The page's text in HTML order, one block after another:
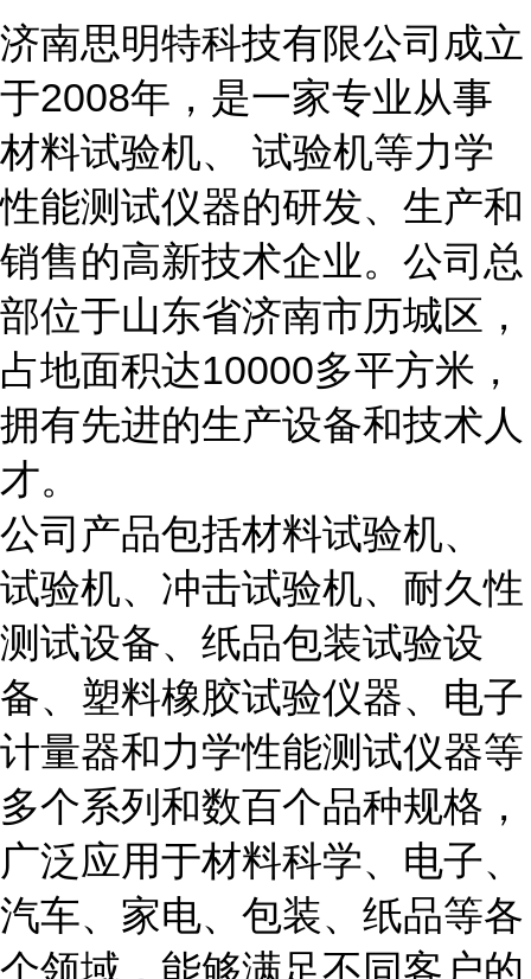
济南思明特科技有限公司成立
于2008年，是一家专业从事
材料试验机、 试验机等力学
性能测试仪器的研发、生产和
销售的高新技术企业。公司总
部位于山东省济南市历城区，
占地面积达10000多平方米，
拥有先进的生产设备和技术人
才。
公司产品包括材料试验机、
试验机、冲击试验机、耐久性
测试设备、纸品包装试验设
备、塑料橡胶试验仪器、电子
计量器和力学性能测试仪器等
多个系列和数百个品种规格，
广泛应用于材料科学、电子、
汽车、家电、包装、纸品等各
个领域，能够满足不同客户的